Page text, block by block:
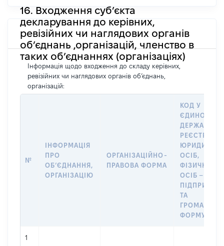
16. Входження суб’єкта
декларування до керівних,
ревізійних чи наглядових органів
об’єднань ,організацій, членство в
таких об’єднаннях (організаціях)
Інформація щодо входження до складу керівних,
ревізійних чи наглядових органів об’єднань,
організацій:
№
ІНФОРМАЦІЯ
ПРО
ОБʼЄДНАННЯ,
ОРГАНІЗАЦІЮ
ОРГАНІЗАЦІЙНО-
ПРАВОВА ФОРМА
КОД У
ЄДИНОМУ
РЕЄСТРІ
ОСІБ,
ФІЗИЧНИХ
ОСІБ –
ТА
1